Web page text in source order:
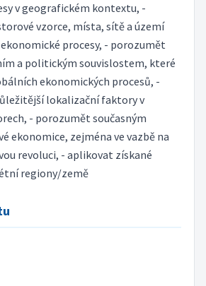
v geografickém kontextu, -
vzorce, místa, sítě a území
procesy, - porozumět
a politickým souvislostem, které
ekonomických procesů, -
lokalizační faktory v
- porozumět současným
ekonomice, zejména ve vazbě na
revoluci, - aplikovat získané
regiony/země